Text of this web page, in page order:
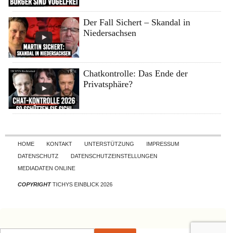
Der Fall Sichert – Skandal in
Niedersachsen
Chatkontrolle: Das Ende der
Privatsphäre?
Skip to content
HOME KONTAKT UNTERSTÜTZUNG
IMPRESSUM
DATENSCHUTZ
DATENSCHUTZEINSTELLUNGEN
MEDIADATEN ONLINE
COPYRIGHTTICHYS EINBLICK 2026